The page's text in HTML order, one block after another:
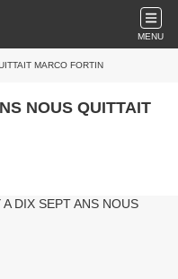
MENU
MARCO FORTIN